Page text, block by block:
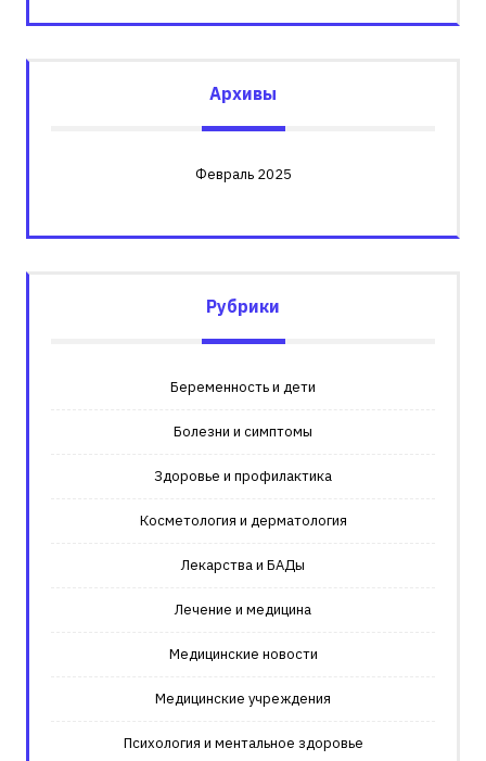
Архивы
Февраль 2025
Рубрики
Беременность и дети
Болезни и симптомы
Здоровье и профилактика
Косметология и дерматология
Лекарства и БАДы
Лечение и медицина
Медицинские новости
Медицинские учреждения
Психология и ментальное здоровье